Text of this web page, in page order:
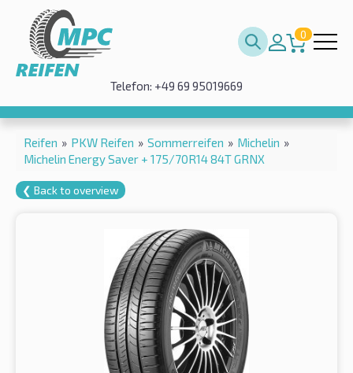
0
Telefon: +49 69 95019669
Reifen » PKW Reifen » Sommerreifen » Michelin »
Michelin Energy Saver + 175/70R14 84T GRNX
❮ Back to overview